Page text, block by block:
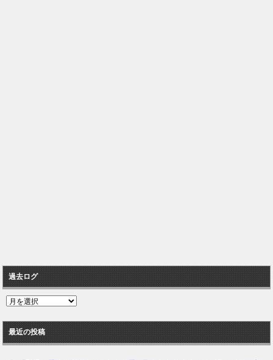
過去ログ
過
ロ
グ
最近の投稿